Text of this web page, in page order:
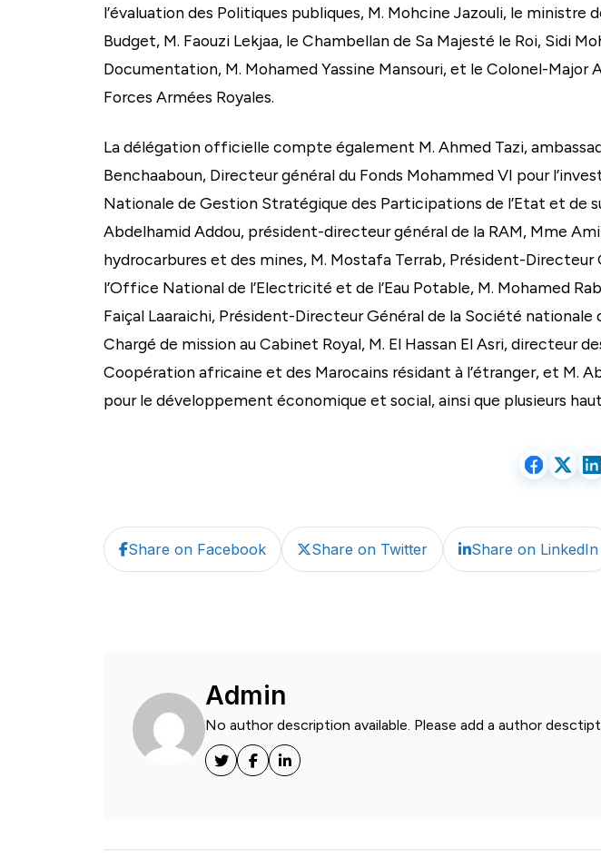
l’évaluation des Politiques publiques, M. Mohcine Jazouli, le
Budget, M. Faouzi Lekjaa, le Chambellan de Sa Majesté le Roi, Sidi
Documentation, M. Mohamed Yassine Mansouri, et le Colonel-Major
Forces Armées Royales.
La délégation officielle compte également M. Ahmed Tazi,
Benchaaboun, Directeur général du Fonds Mohammed VI pour
Nationale de Gestion Stratégique des Participations de l’Etat et
Abdelhamid Addou, président-directeur général de la RAM, Mme
hydrocarbures et des mines, M. Mostafa Terrab, Président-
l’Office National de l’Electricité et de l’Eau Potable, M. Mohamed
Faiçal Laaraichi, Président-Directeur Général de la Société
Chargé de mission au Cabinet Royal, M. El Hassan El Asri, directeur
Coopération africaine et des Marocains résidant à l’étranger, et M.
pour le développement économique et social, ainsi que plusieurs
Share on Facebook Share on Twitter Share on LinkedIn
Admin
No author description available. Please add a author